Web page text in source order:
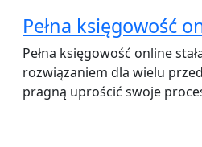
Pełna księgowość
Pełna księgowość online
rozwiązaniem dla wielu
pragną uprościć swoje